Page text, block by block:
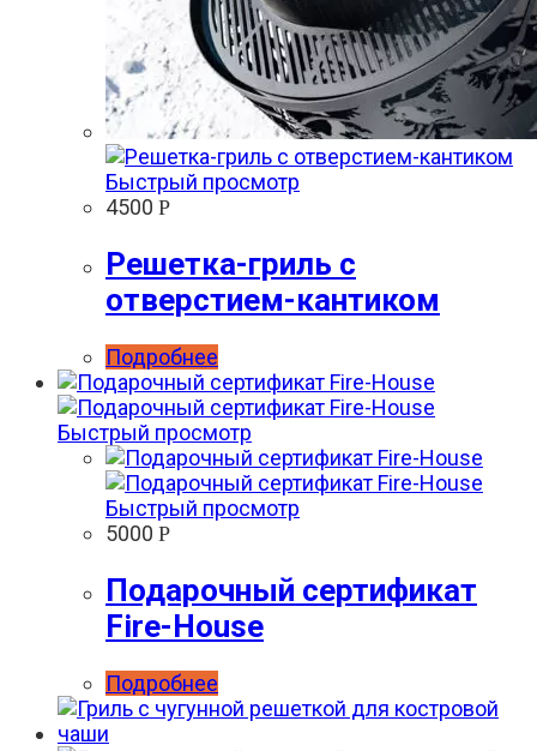
Быстрый просмотр
4500 Р
Решетка-гриль с
отверстием-кантиком
Подробнее
Быстрый просмотр
Быстрый просмотр
5000 Р
Подарочный сертификат
Fire-House
Подробнее